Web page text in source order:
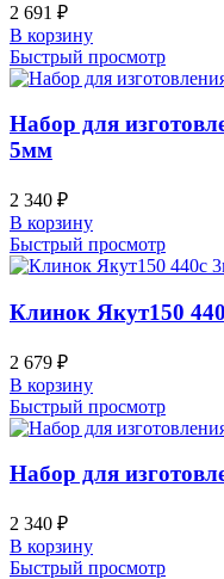
2 691 ₽
В корзину
Быстрый просмотр
Набор для
5мм
2 340 ₽
В корзину
Быстрый просмотр
Клинок Якут150
2 679 ₽
В корзину
Быстрый просмотр
Набор для
2 340 ₽
В корзину
Быстрый просмотр